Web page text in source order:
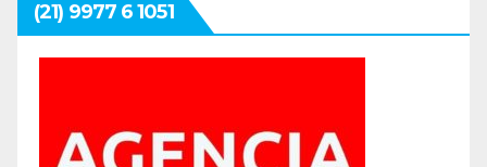
(21) 9977 6 1051